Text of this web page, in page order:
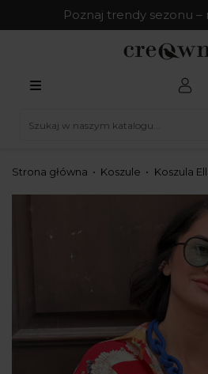
Poznaj trendy sezonu
Strona główna Koszule Koszula